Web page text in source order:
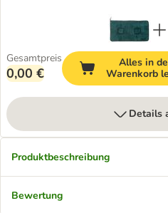
Gesamtpreis
0,00 €
Alles in
Warenkorb
Details
Produktbeschreibung
Bewertung